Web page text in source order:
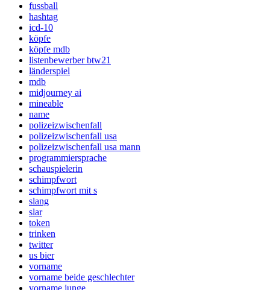
fussball
hashtag
icd-10
köpfe
köpfe mdb
listenbewerber btw21
länderspiel
mdb
midjourney ai
mineable
name
polizeizwischenfall
polizeizwischenfall usa
polizeizwischenfall usa mann
programmiersprache
schauspielerin
schimpfwort
schimpfwort mit s
slang
slar
token
trinken
twitter
us bier
vorname
vorname beide geschlechter